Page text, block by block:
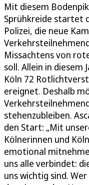
Mit diesem
Sprühkreide startet
Polizei, die neue
Missachtens von
soll. Allein in diesem
Köln 72
ereignet. Deshalb
stehenzubleiben.
den Start: „Mit
Kölnerinnen und
emotional
uns alle verbindet:
uns wichtig sind.